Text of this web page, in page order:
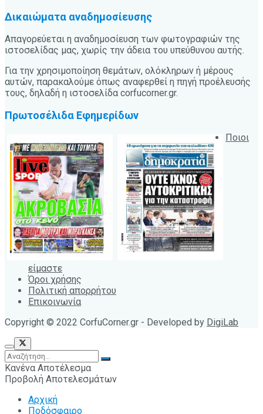
Δικαιώματα αναδημοσίευσης
Απαγορεύεται η αναδημοσίευση των φωτογραφιών της
ιστοσελίδας μας, χωρίς την άδεια του υπεύθυνου αυτής.
Για την χρησιμοποίηση θεμάτων, ολόκληρων ή μέρους
αυτών, παρακαλούμε όπως αναφερθεί η πηγή προέλευσής
τους, δηλαδή η ιστοσελίδα corfucorner.gr.
Πρωτοσέλιδα Εφημερίδων
Ποιοι
είμαστε
Όροι χρήσης
Πολιτική απορρήτου
Επικοινωνία
Copyright © 2022 CorfuCorner.gr - Developed by DigiLab
Κανένα Αποτέλεσμα
Προβολή Αποτελεσμάτων
Αρχική
Ποδόσφαιρο